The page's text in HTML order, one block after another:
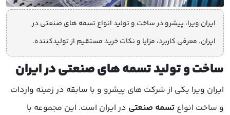
ایران ویرا، پیشرو در ساخت و تولید انواع تسمه های صنعتی در
ایران. معرفی کاربرد، مزایا و نکات خرید مستقیم از تولیدکننده.
ساخت و تولید تسمه های صنعتی در ایران
ایران ویرا یکی از شرکت های پیشرو و با سابقه در زمینه واردات
و ساخت انواع تسمه صنعتی در ایران است. این مجموعه با